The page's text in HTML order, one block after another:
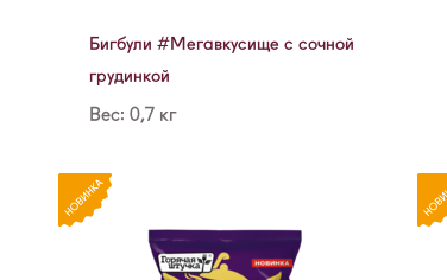
Бигбули #Мегавкусище с сочной
грудинкой
Вес: 0,7 кг